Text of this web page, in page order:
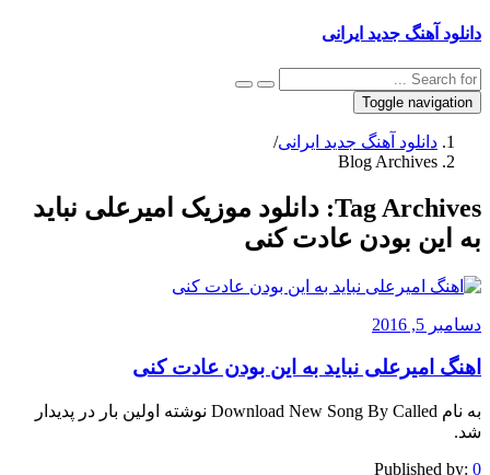
دانلود آهنگ جدید ایرانی
Toggle navigation
دانلود آهنگ جدید ایرانی/
Blog Archives
Tag Archives: دانلود موزیک امیرعلی نباید
به این بودن عادت کنی
دسامبر 5, 2016
اهنگ امیرعلی نباید به این بودن عادت کنی
به نام Download New Song By Called نوشته اولین بار در پدیدار
شد.
Published by: 0